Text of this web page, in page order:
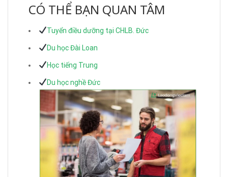
CÓ THỂ BẠN QUAN TÂM
Tuyển điều dưỡng tại CHLB. Đức
Du học Đài Loan
Học tiếng Trung
Du học nghề Đức